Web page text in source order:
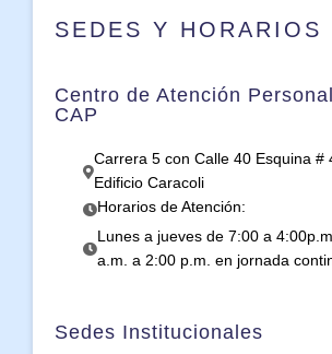
SEDES Y HORARIOS
Centro de Atención
CAP
Carrera 5 con Calle 40 Esquina #
Edificio Caracoli
Horarios de Atención:
Lunes a jueves de 7:00 a
a.m. a 2:00 p.m. en jornada
Sedes Institucionales